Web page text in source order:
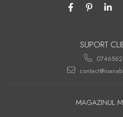
SUPORT
MAGAZINUL